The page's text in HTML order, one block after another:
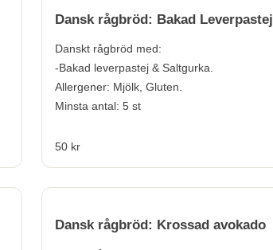
Dansk rågbröd: Bakad Leverpastej
Danskt rågbröd med:
-Bakad leverpastej & Saltgurka.
Allergener: Mjölk, Gluten.
Minsta antal: 5 st
50 kr
Dansk rågbröd: Krossad avokado